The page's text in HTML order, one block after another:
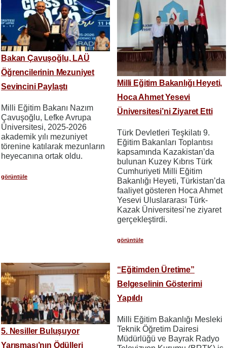
Bakan Çavuşoğlu, LAÜ
Öğrencilerinin Mezuniyet
Sevincini Paylaştı
Milli Eğitim Bakanı Nazım
Çavuşoğlu, Lefke Avrupa
Üniversitesi, 2025-2026
akademik yılı mezuniyet
törenine katılarak mezunların
heyecanına ortak oldu.
görüntüle
Milli Eğitim Bakanlığı Heyeti,
Hoca Ahmet Yesevi
Üniversitesi’ni Ziyaret Etti
Türk Devletleri Teşkilatı 9.
Eğitim Bakanları Toplantısı
kapsamında Kazakistan’da
bulunan Kuzey Kıbrıs Türk
Cumhuriyeti Milli Eğitim
Bakanlığı Heyeti, Türkistan’da
faaliyet gösteren Hoca Ahmet
Yesevi Uluslararası Türk-
Kazak Üniversitesi’ne ziyaret
gerçekleştirdi.
görüntüle
5. Nesiller Buluşuyor
Yarışması’nın Ödülleri
“Eğitimden Üretime”
Belgeselinin Gösterimi
Yapıldı
Milli Eğitim Bakanlığı Mesleki
Teknik Öğretim Dairesi
Müdürlüğü ve Bayrak Radyo